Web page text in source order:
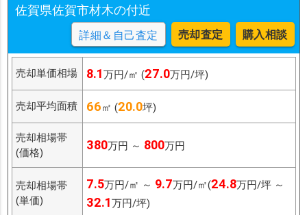
佐賀県佐賀市材木の付近
詳細＆自己査定 売却査定 購入相談
売却単価相場 8.1万円/㎡ (27.0万円/坪)
売却平均面積 66㎡ (20.0坪)
売却相場帯
(価格)
380万円 ～ 800万円
売却相場帯
(単価)
7.5万円/㎡ ～ 9.7万円/㎡(24.8万円/坪 ～
32.1万円/坪)